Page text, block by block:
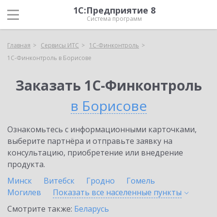
1С:Предприятие 8
Система программ
Главная Сервисы ИТС
1С-Финконтроль
1С-Финконтроль в Борисове
Заказать 1С-Финконтроль
в Борисове
Ознакомьтесь с информационными карточками,
выберите партнёра и отправьте заявку на
консультацию, приобретение или внедрение
продукта.
Минск
Витебск Гродно
Гомель
Могилев
Показать все населенные пункты
Смотрите также: Беларусь